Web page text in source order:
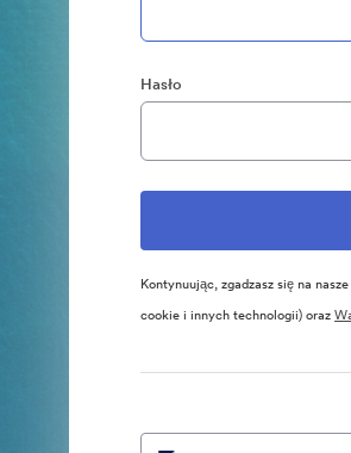
Hasło
Kontynuując, zgadzasz się na nasze
cookie i innych technologii) oraz